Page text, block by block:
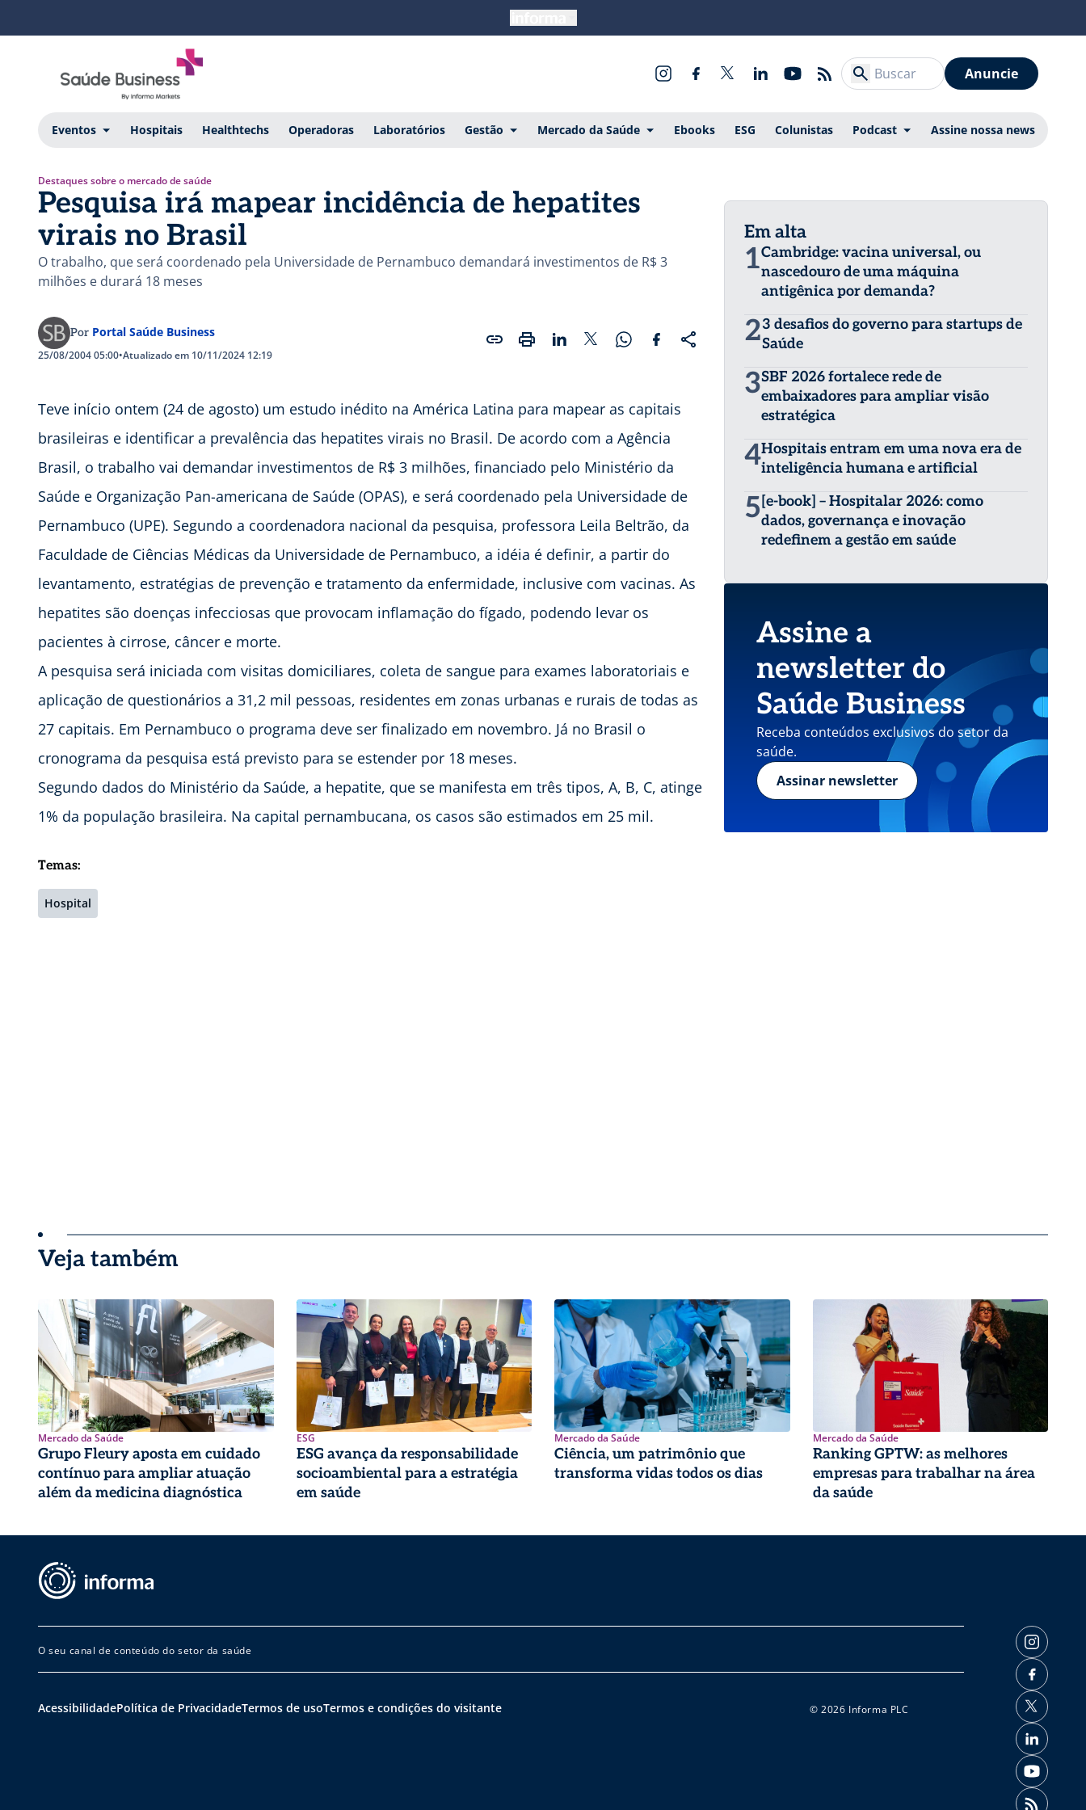
Anuncie
Eventos Hospitais Healthtechs Operadoras Laboratórios Gestão Mercado da Saúde Ebooks ESG Colunistas Podcast Assine nossa news
Destaques sobre o mercado de saúde
Pesquisa irá mapear incidência de hepatites
virais no Brasil
O trabalho, que será coordenado pela Universidade de Pernambuco demandará investimentos de R$ 3
milhões e durará 18 meses
Por Portal Saúde Business
25/08/2004 05:00•Atualizado em 10/11/2024 12:19
Teve início ontem (24 de agosto) um estudo inédito na América Latina para mapear as capitais
brasileiras e identificar a prevalência das hepatites virais no Brasil. De acordo com a Agência
Brasil, o trabalho vai demandar investimentos de R$ 3 milhões, financiado pelo Ministério da
Saúde e Organização Pan-americana de Saúde (OPAS), e será coordenado pela Universidade de
Pernambuco (UPE). Segundo a coordenadora nacional da pesquisa, professora Leila Beltrão, da
Faculdade de Ciências Médicas da Universidade de Pernambuco, a idéia é definir, a partir do
levantamento, estratégias de prevenção e tratamento da enfermidade, inclusive com vacinas. As
hepatites são doenças infecciosas que provocam inflamação do fígado, podendo levar os
pacientes à cirrose, câncer e morte.
A pesquisa será iniciada com visitas domiciliares, coleta de sangue para exames laboratoriais e
aplicação de questionários a 31,2 mil pessoas, residentes em zonas urbanas e rurais de todas as
27 capitais. Em Pernambuco o programa deve ser finalizado em novembro. Já no Brasil o
cronograma da pesquisa está previsto para se estender por 18 meses.
Segundo dados do Ministério da Saúde, a hepatite, que se manifesta em três tipos, A, B, C, atinge
1% da população brasileira. Na capital pernambucana, os casos são estimados em 25 mil.
Temas:
Hospital
Em alta
1Cambridge: vacina universal, ou
nascedouro de uma máquina
antigênica por demanda?
23 desafios do governo para startups de
Saúde
3SBF 2026 fortalece rede de
embaixadores para ampliar visão
estratégica
4Hospitais entram em uma nova era de
inteligência humana e artificial
5 [e-book] – Hospitalar 2026: como
dados, governança e inovação
redefinem a gestão em saúde
Assine a
newsletter do
Saúde Business
Receba conteúdos exclusivos do setor da
saúde.
Assinar newsletter
Veja também
Mercado da Saúde
Grupo Fleury aposta em cuidado
contínuo para ampliar atuação
além da medicina diagnóstica
ESG
ESG avança da responsabilidade
socioambiental para a estratégia
em saúde
Mercado da Saúde
Ciência, um patrimônio que
transforma vidas todos os dias
Mercado da Saúde
Ranking GPTW: as melhores
empresas para trabalhar na área
da saúde
O seu canal de conteúdo do setor da saúde
AcessibilidadePolítica de PrivacidadeTermos de usoTermos e condições do visitante © 2026 Informa PLC